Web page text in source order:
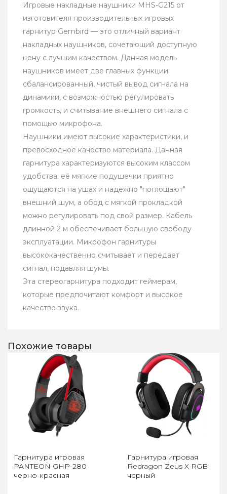
Игровые накладные наушники MHS-G215 от
изготовителя производительных игровых
гарнитур Gembird — это отличный вариант
накладных наушников, сочетающий доступную
цену с лучшим качеством. Данная модель
наушников имеет две главных функции:
cбалансированный, чистый вывод сигнала на
динамики, с возможностью регулировать
громкость, и считывание внешнего сигнала с
помощью микрофона.
Наушники имеют высокие характеристики, и
превосходное качество материала. Данная
гарнитура характеризуются высоким классом
удобства: её мягкие подушечки приятно
ощущаются на ушах и надежно "поглощают"
внешний шум, а обод с мягкой прокладкой
можно регулировать под свой размер. Кабель
длинной 2 м обеспечивает большую свободу
эксплуатации. Микрофон гарнитуры
высококачественно считывает и передает
сигнал, подавляя шумы.
Эта стереогарнитура подходит геймерам,
которые предпочитают комфорт и высокое
качество звука.
Похожие товары
Гарнитура игровая
PANTEON GHP-280
черно-красная
Гарнитура игровая
Redragon Zeus X RGB
черный